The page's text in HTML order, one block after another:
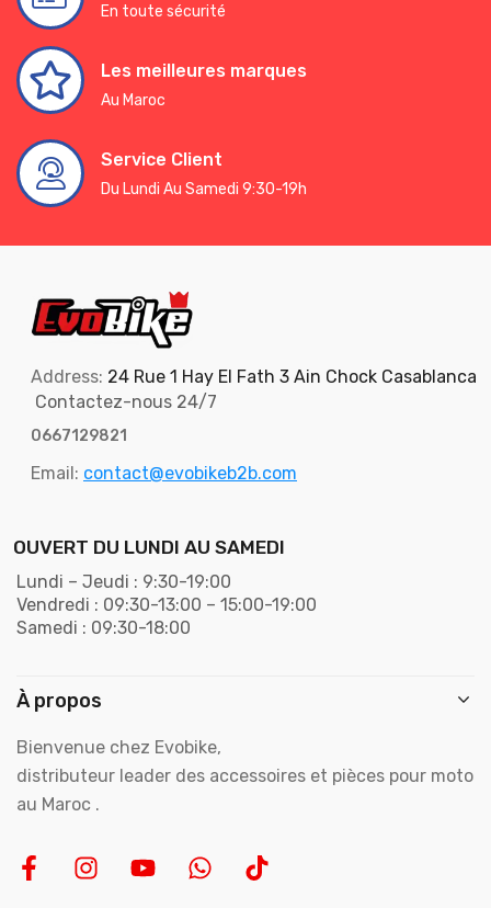
En toute sécurité
Les meilleures marques
Au Maroc
Service Client
Du Lundi Au Samedi 9:30-19h
Address: 24 Rue 1 Hay El Fath 3 Ain Chock Casablanca
Contactez-nous 24/7
0667129821
Email: contact@evobikeb2b.com
OUVERT DU LUNDI AU SAMEDI
Lundi – Jeudi : 9:30-19:00
Vendredi : 09:30-13:00 – 15:00-19:00
Samedi : 09:30-18:00
À propos
Bienvenue chez Evobike,
distributeur leader des accessoires et pièces pour moto
au Maroc .